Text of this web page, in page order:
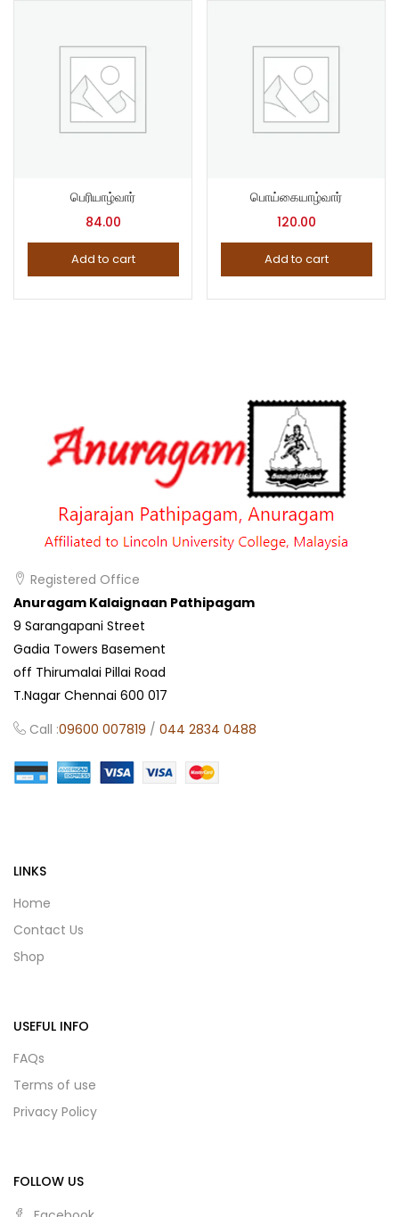
பெரியாழ்வார்
84.00
Add to cart
பொய்கையாழ்வார்
120.00
Add to cart
Registered Office
Anuragam Kalaignaan Pathipagam
9 Sarangapani Street
Gadia Towers Basement
off Thirumalai Pillai Road
T.Nagar Chennai 600 017
Call :09600 007819 / 044 2834 0488
LINKS
Home
Contact Us
Shop
USEFUL INFO
FAQs
Terms of use
Privacy Policy
FOLLOW US